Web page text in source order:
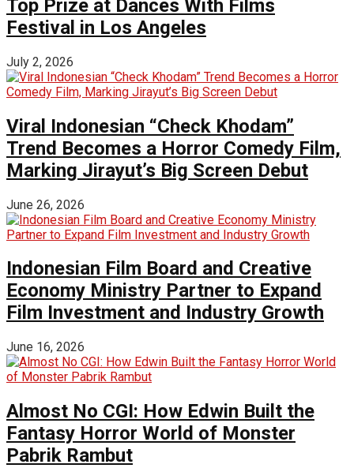
Top Prize at Dances With Films
Festival in Los Angeles
July 2, 2026
Viral Indonesian “Check Khodam”
Trend Becomes a Horror Comedy Film,
Marking Jirayut’s Big Screen Debut
June 26, 2026
Indonesian Film Board and Creative
Economy Ministry Partner to Expand
Film Investment and Industry Growth
June 16, 2026
Almost No CGI: How Edwin Built the
Fantasy Horror World of Monster
Pabrik Rambut